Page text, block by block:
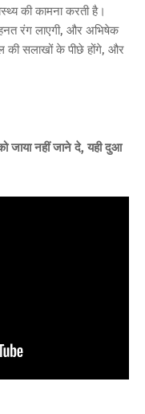
की कामना करती है।
रंग लाएगी, और अभिषेक
की सलाखों के पीछे होंगे, और
जाया नहीं जाने दे, यही दुआ